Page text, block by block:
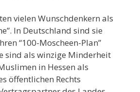
vielen Wunschdenkern als
In Deutschland sind sie
“100-Moscheen-Plan”
sind als winzige Minderheit
in Hessen als
öffentlichen Rechts